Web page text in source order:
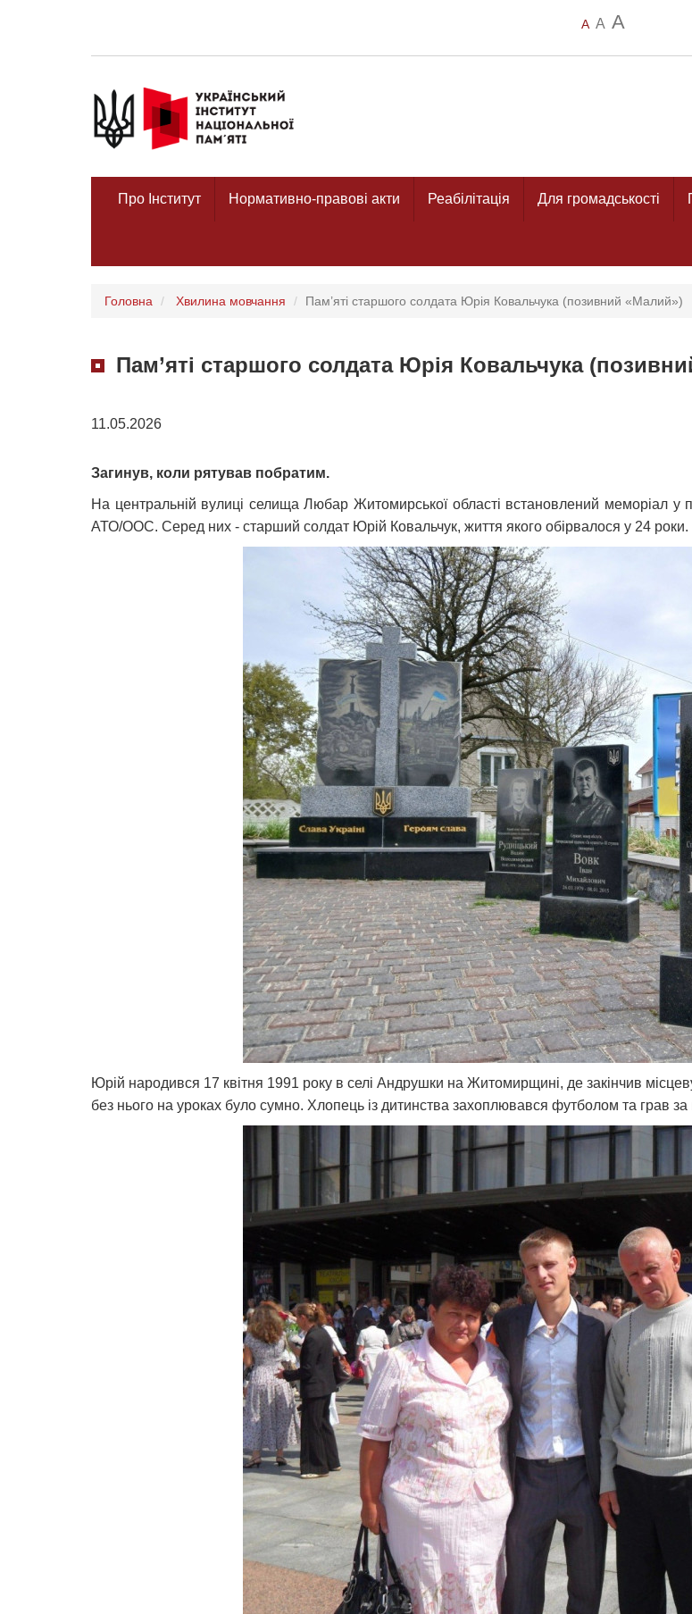
A A A
Про Інститут Нормативно-правові акти Реабілітація Для громадськості
Головна Хвилина мовчання Пам’яті старшого солдата Юрія Ковальчука (позивний «Малий»)
Пам’яті старшого солдата Юрія Ковальчука
11.05.2026
Загинув, коли рятував побратим.
На центральній вулиці селища Любар Житомирської області встановлений меморіал у
АТО/ООС. Серед них - старший солдат Юрій Ковальчук, життя якого обірвалося у 24 роки.
Юрій народився 17 квітня 1991 року в селі Андрушки на Житомирщині, де закінчив
без нього на уроках було сумно. Хлопець із дитинства захоплювався футболом та грав